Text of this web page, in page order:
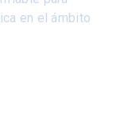
en el ámbito